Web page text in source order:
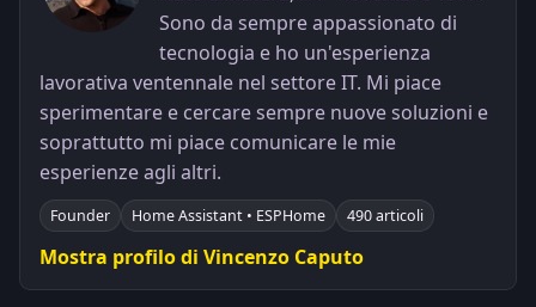
Sono da sempre appassionato di
tecnologia e ho un'esperienza
lavorativa ventennale nel settore IT. Mi piace
sperimentare e cercare sempre nuove soluzioni e
soprattutto mi piace comunicare le mie
esperienze agli altri.
Founder Home Assistant • ESPHome 490 articoli
Mostra profilo di Vincenzo Caputo